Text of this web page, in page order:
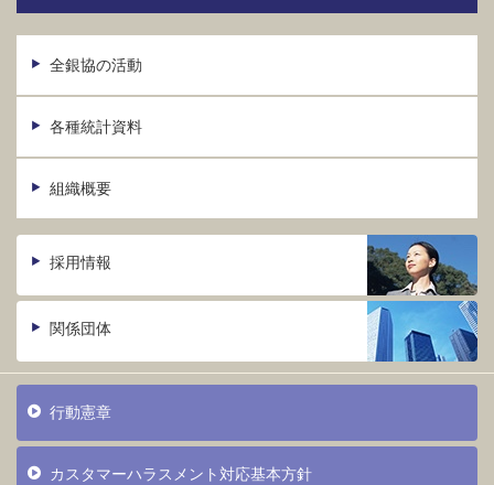
全銀協の活動
各種統計資料
組織概要
採用情報
関係団体
行動憲章
カスタマーハラスメント対応基本方針